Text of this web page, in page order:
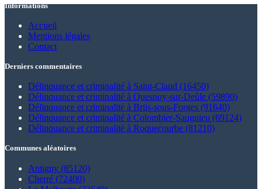
Informations
Accueil
Mentions légales
Contact
Derniers commentaires
Délinquance et criminalité à Saint-Claud (16450)
Délinquance et criminalité à Quesnoy-sur-Deûle (59890)
Délinquance et criminalité à Briis-sous-Forges (91640)
Délinquance et criminalité à Colombier-Saugnieu (69124)
Délinquance et criminalité à Roquecourbe (81210)
Communes aléatoires
Antigny (85120)
Cherré (72400)